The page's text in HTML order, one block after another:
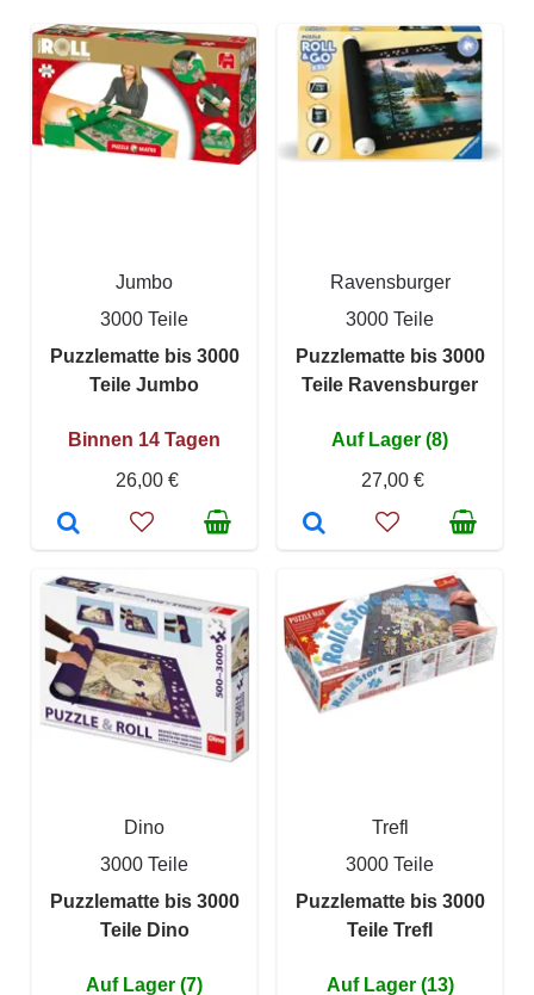
Jumbo
3000 Teile
Puzzlematte bis 3000
Teile Jumbo
Binnen 14 Tagen
26,00 €
Ravensburger
3000 Teile
Puzzlematte bis 3000
Teile Ravensburger
Auf Lager (8)
27,00 €
Dino
3000 Teile
Puzzlematte bis 3000
Teile Dino
Auf Lager (7)
Trefl
3000 Teile
Puzzlematte bis 3000
Teile Trefl
Auf Lager (13)